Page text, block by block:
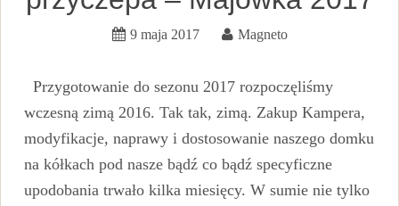
9 maja 2017 Magneto
Przygotowanie do sezonu 2017 rozpoczęliśmy
wczesną zimą 2016. Tak tak, zimą. Zakup Kampera,
modyfikacje, naprawy i dostosowanie naszego domku
na kółkach pod nasze bądź co bądź specyficzne
upodobania trwało kilka miesięcy. W sumie nie tylko